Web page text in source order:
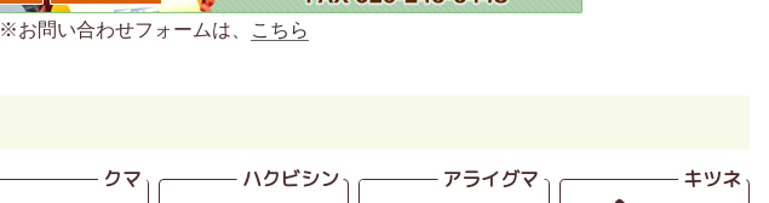
※お問い合わせフォームは、 こちら